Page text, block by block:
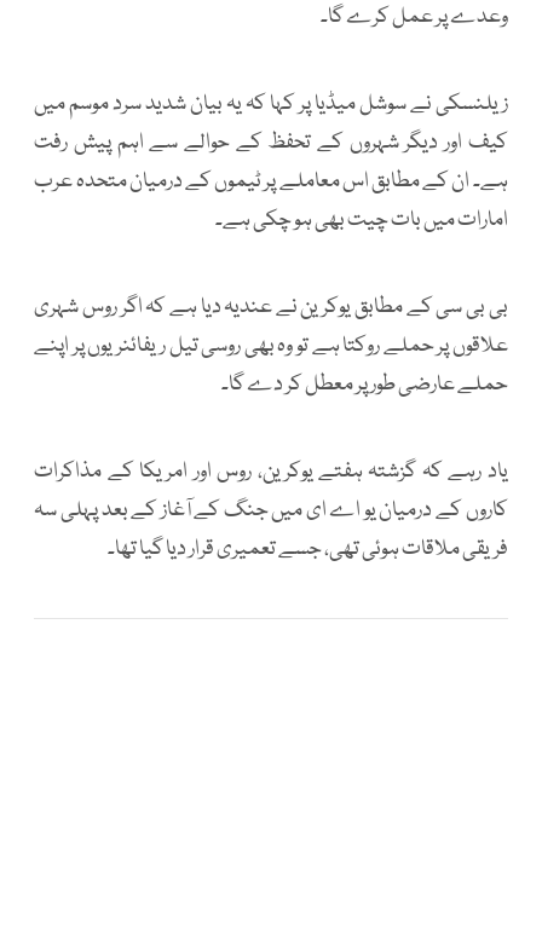
وعدے پر عمل کرے گا۔
زیلنسکی نے سوشل میڈیا پر کہا کہ یہ بیان شدید سرد موسم میں
کیف اور دیگر شہروں کے تحفظ کے حوالے سے اہم پیش رفت
ہے۔ ان کے مطابق اس معاملے پر ٹیموں کے درمیان متحدہ عرب
امارات میں بات چیت بھی ہو چکی ہے۔
بی بی سی کے مطابق یوکرین نے عندیہ دیا ہے کہ اگر روس شہری
علاقوں پر حملے روکتا ہے تو وہ بھی روسی تیل ریفائنریوں پر اپنے
حملے عارضی طور پر معطل کر دے گا۔
یاد رہے کہ گزشتہ ہفتے یوکرین، روس اور امریکا کے مذاکرات
کاروں کے درمیان یو اے ای میں جنگ کے آغاز کے بعد پہلی سہ
فریقی ملاقات ہوئی تھی، جسے تعمیری قرار دیا گیا تھا۔